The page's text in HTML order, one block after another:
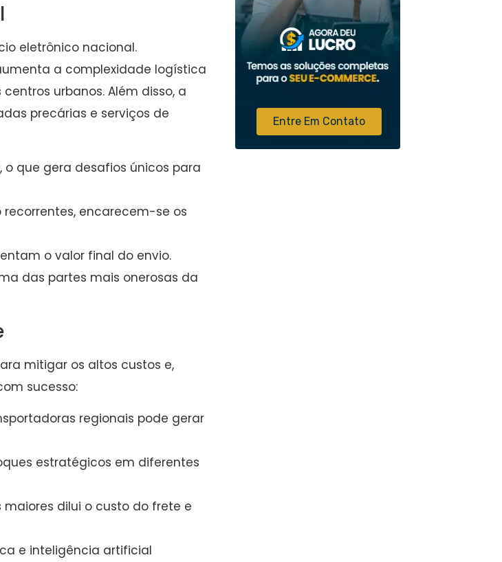
eletrônico nacional.
a complexidade logística
urbanos. Além disso, a
precárias e serviços de
o que gera desafios únicos para
encarecem-se os
o valor final do envio.
das partes mais onerosas da
mitigar os altos custos e,
sucesso:
regionais pode gerar
estratégicos em diferentes
maiores dilui o custo do frete e
e inteligência artificial
Entre Em Contato